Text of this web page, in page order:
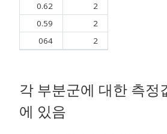
0.62
2
0.59
2
064
2
각 부분군에 대한 측정
에 있음